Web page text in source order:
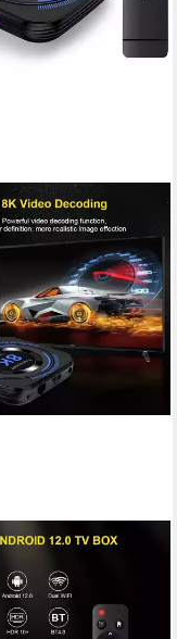
Box Streaming-Box
12 8K TV Box
Box H618 Dual